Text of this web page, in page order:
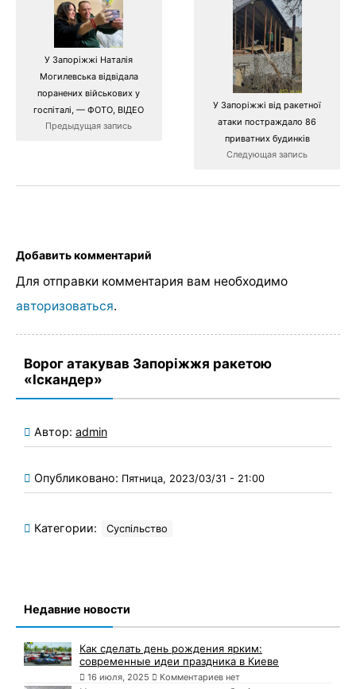
У Запоріжжі Наталія
Могилевська відвідала
поранених військових у
госпіталі, — ФОТО, ВІДЕО
Предыдущая запись
У Запоріжжі від ракетної
атаки постраждало 86
приватних будинків
Следующая запись
Добавить комментарий
Для отправки комментария вам необходимо
авторизоваться.
Ворог атакував Запоріжжя ракетою
«Іскандер»
Автор: admin
Опубликовано: Пятница, 2023/03/31 - 21:00
Категории: Суспільство
Недавние новости
Как сделать день рождения ярким:
современные идеи праздника в Киеве
16 июля, 2025 Комментариев нет